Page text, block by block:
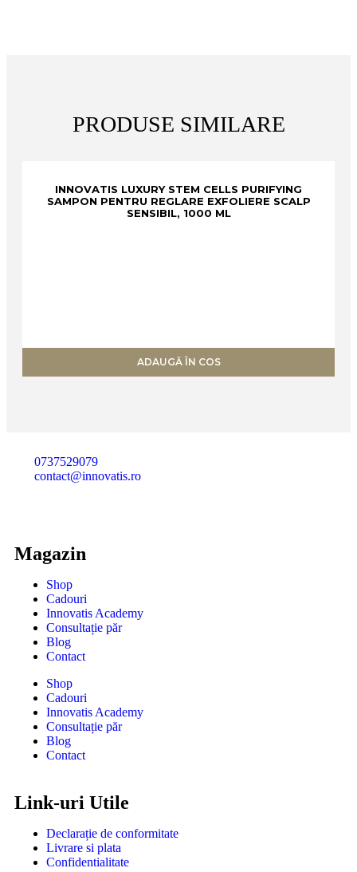
PRODUSE SIMILARE
INNOVATIS LUXURY STEM CELLS PURIFYING
SAMPON PENTRU REGLARE EXFOLIERE SCALP
SENSIBIL, 1000 ML
ADAUGĂ ÎN COS
0737529079
contact@innovatis.ro
Magazin
Shop
Cadouri
Innovatis Academy
Consultație păr
Blog
Contact
Shop
Cadouri
Innovatis Academy
Consultație păr
Blog
Contact
Link-uri Utile
Declarație de conformitate
Livrare si plata
Confidentialitate